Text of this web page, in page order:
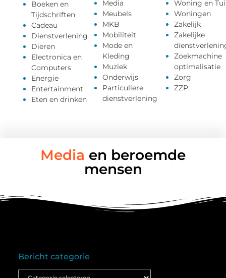
Boeken en
Tijdschriften
Cadeau
Dienstverlening
Dieren
Electronica en
Computers
Energie
Entertainment
Eten en drinken
Media
Meubels
MKB
Mobiliteit
Mode en
Kleding
Muziek
Onderwijs
Particuliere
dienstverlening
Woning en
Woningen
Zakelijk
Zakelijke
Zoekmachine
optimalisatie
Zorg
ZZP
Media en beroemde
mensen
Bericht categorie